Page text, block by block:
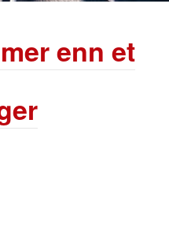
enn et